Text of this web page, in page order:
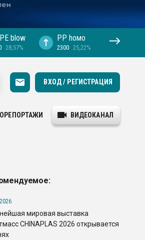
blow
28,57%
PP hомо
2300 25,22%
ВХОД / РЕГИСТРАЦИЯ
ВИДЕОКАНАЛ
мировая выставка
CHINAPLAS 2026 открывается